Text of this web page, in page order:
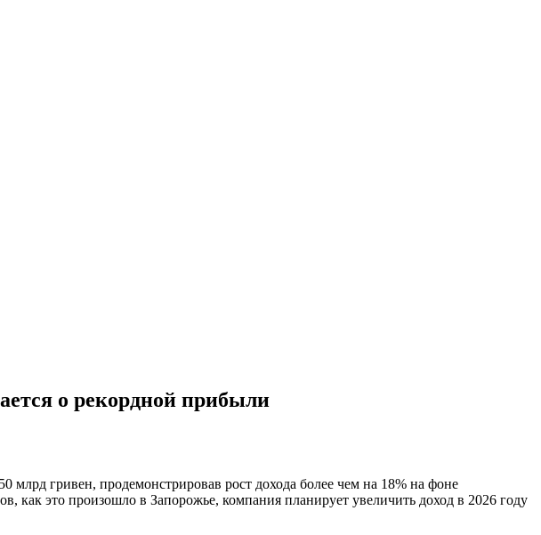
о рекордной прибыли
гривен, продемонстрировав рост дохода более чем на 18% на фоне
как это произошло в Запорожье, компания планирует увеличить доход в 2026 году